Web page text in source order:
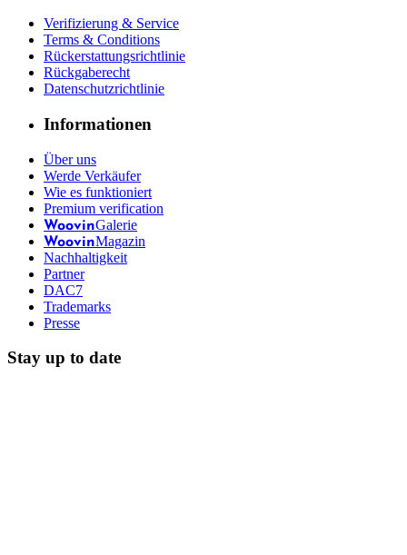
Verifizierung & Service
Terms & Conditions
Rückerstattungsrichtlinie
Rückgaberecht
Datenschutzrichtlinie
Informationen
Über uns
Werde Verkäufer
Wie es funktioniert
Premium verification
WoovinGalerie
WoovinMagazin
Nachhaltigkeit
Partner
DAC7
Trademarks
Presse
Stay up to date